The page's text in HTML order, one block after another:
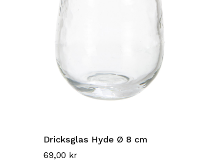
Dricksglas Hyde Ø 8 cm
69,00 kr